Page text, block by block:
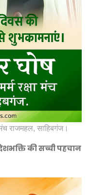
मंच राजमहल, साहिबगंज।
की सच्ची पहचान